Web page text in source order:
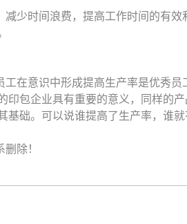
少时间浪费，提高工作时间的有效
在意识中形成提高生产率是优秀
印包企业具有重要的意义，同样的
基础。 可以说谁提高了生产率，谁就
除！